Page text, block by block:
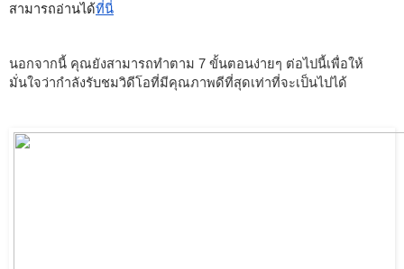
สามารถอ่านได้ที่นี่
นอกจากนี้ คุณยังสามารถทำตาม 7 ขั้นตอนง่ายๆ ต่อไปนี้เพื่อให้
มั่นใจว่ากำลังรับชมวิดีโอที่มีคุณภาพดีที่สุดเท่าที่จะเป็นไปได้